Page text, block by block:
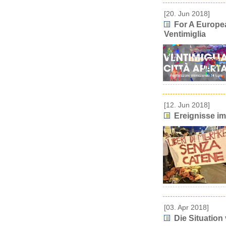
[20. Jun 2018]
For A
Ventimiglia
[12. Jun 2018]
Ereignisse
[03. Apr 2018]
Die Situation